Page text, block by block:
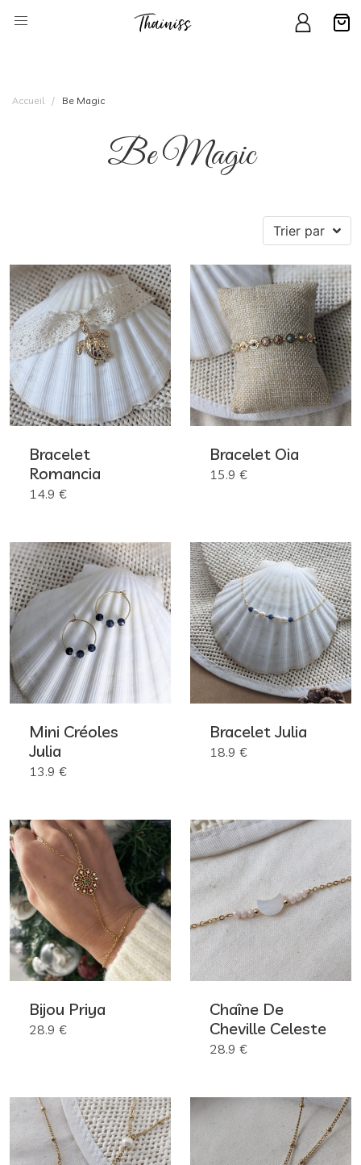
Accueil Be Magic
Be Magic
Trier par
Bracelet
Romancia
14.9 €
Bracelet Oia
15.9 €
Mini Créoles
Julia
13.9 €
Bracelet Julia
18.9 €
Bijou Priya
28.9 €
Chaîne De
Cheville Celeste
28.9 €